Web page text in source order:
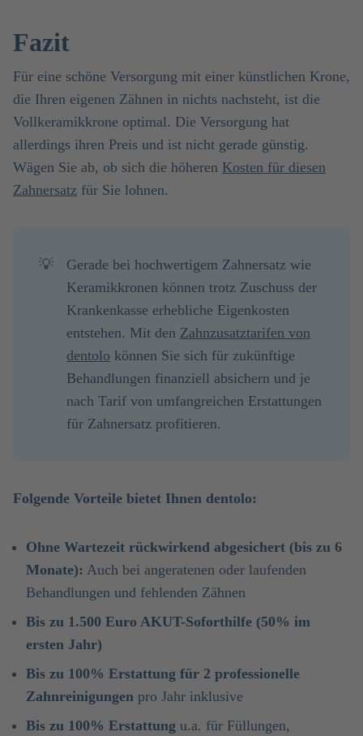
Fazit
Für eine schöne Versorgung mit einer künstlichen Krone,
die Ihren eigenen Zähnen in nichts nachsteht, ist die
Vollkeramikkrone optimal. Die Versorgung hat
allerdings ihren Preis und ist nicht gerade günstig.
Wägen Sie ab, ob sich die höheren Kosten für diesen
Zahnersatz für Sie lohnen.
💡
Gerade bei hochwertigem Zahnersatz wie
Keramikkronen können trotz Zuschuss der
Krankenkasse erhebliche Eigenkosten
entstehen. Mit den Zahnzusatztarifen von
dentolo können Sie sich für zukünftige
Behandlungen finanziell absichern und je
nach Tarif von umfangreichen Erstattungen
für Zahnersatz profitieren.
Folgende Vorteile bietet Ihnen dentolo:
Ohne Wartezeit rückwirkend abgesichert (bis zu 6
Monate): Auch bei angeratenen oder laufenden
Behandlungen und fehlenden Zähnen
Bis zu 1.500 Euro AKUT-Soforthilfe (50% im
ersten Jahr)
Bis zu 100% Erstattung für 2 professionelle
Zahnreinigungen pro Jahr inklusive
Bis zu 100% Erstattung u.a. für Füllungen,